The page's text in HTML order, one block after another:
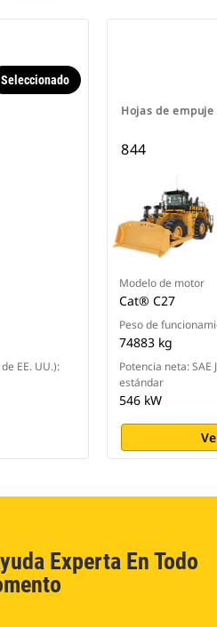
Seleccionado
EE. UU.):
Hojas de empuje
844
Modelo de motor
Cat® C27
Peso de
74883 kg
Potencia neta:
estándar
546 kW
Experta En Todo